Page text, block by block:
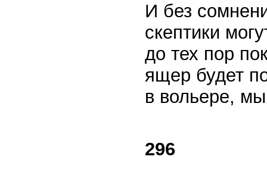
И без
скептики
до тех пор
ящер будет
в вольере,
296